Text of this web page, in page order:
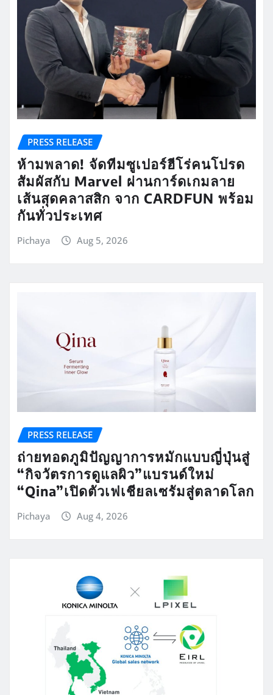
PRESS RELEASE
ห้ามพลาด! จัดทีมซูเปอร์ฮีโร่คนโปรด
สัมผัสกับ Marvel ผ่านการ์ดเกมลาย
เส้นสุดคลาสสิก จาก CARDFUN พร้อม
กันทั่วประเทศ
Pichaya Aug 5, 2026
PRESS RELEASE
ถ่ายทอดภูมิปัญญาการหมักแบบญี่ปุ่นสู่
“กิจวัตรการดูแลผิว”แบรนด์ใหม่
“Qina”เปิดตัวเฟเชียลเซรัมสู่ตลาดโลก
Pichaya Aug 4, 2026